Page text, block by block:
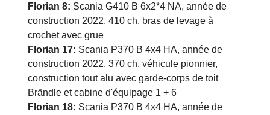
Florian 8: Scania G410 B 6x2*4 NA, année de
construction 2022, 410 ch, bras de levage à
crochet avec grue
Florian 17: Scania P370 B 4x4 HA, année de
construction 2022, 370 ch, véhicule pionnier,
construction tout alu avec garde-corps de toit
Brändle et cabine d'équipage 1 + 6
Florian 18: Scania P370 B 4x4 HA, année de